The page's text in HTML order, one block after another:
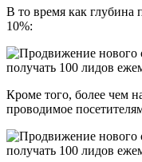
В то время как глубина
10%:
Кроме того, более чем
проводимое